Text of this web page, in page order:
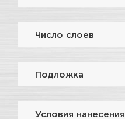
Число слоев
Подложка
Условия нанесения